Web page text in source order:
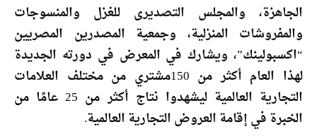
الجاهزة، والمجلس التصديرى للغزل والمنسوجات
والمفروشات المنزلية، وجمعية المصدرين المصريين
“اكسبولينك”، ويشارك في المعرض في دورته الجديدة
لهذا العام أكثر من 150مشتري من مختلف العلامات
التجارية العالمية ليشهدوا نتاج أكثر من 25 عامًا من
الخبرة في إقامة العروض التجارية العالمية.